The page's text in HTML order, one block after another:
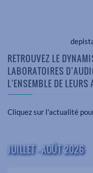
RETROUVEZ LE
LABORATOIRES
L'ENSEMBLE DE LEURS
Cliquez sur l'actualité
JUILLET - AOÛT 2026